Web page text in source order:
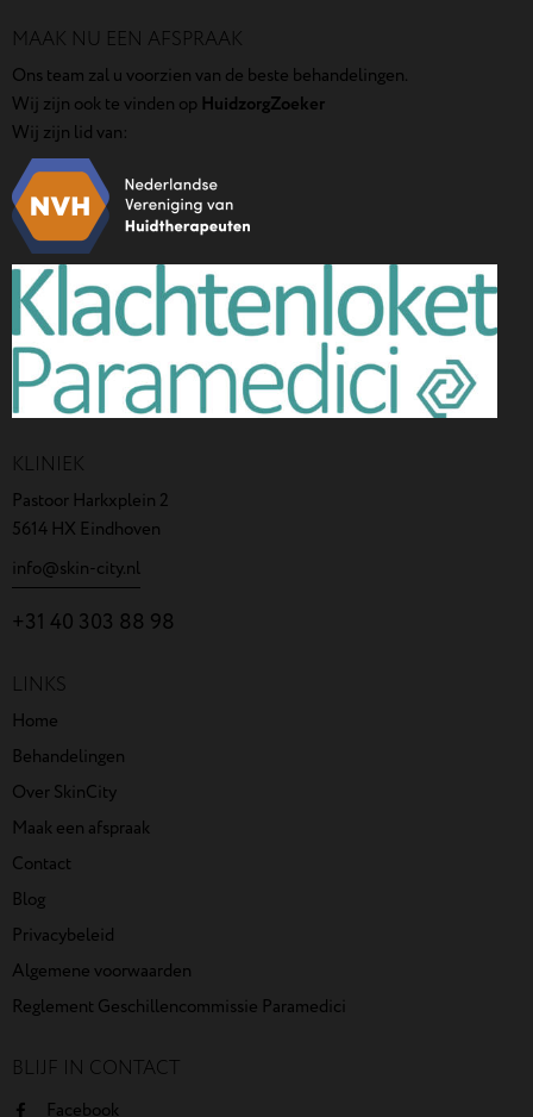
MAAK NU EEN AFSPRAAK
Ons team zal u voorzien van de beste behandelingen.
Wij zijn ook te vinden op HuidzorgZoeker
Wij zijn lid van:
KLINIEK
Pastoor Harkxplein 2
5614 HX Eindhoven
info@skin-city.nl
+31 40 303 88 98
LINKS
Home
Behandelingen
Over SkinCity
Maak een afspraak
Contact
Blog
Privacybeleid
Algemene voorwaarden
Reglement Geschillencommissie Paramedici
BLIJF IN CONTACT
Facebook